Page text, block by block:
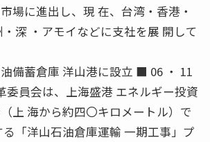
場に進出し、現 在、台湾・香港・
深 ・アモイなどに支社を展 開して
備蓄倉庫 洋山港に設立 ■ 06 ・ 11
委員会は、上海盛港 エネルギー投資
上 海から約四〇キロメートル）で
「洋山石油倉庫運輸 一期工事」プ